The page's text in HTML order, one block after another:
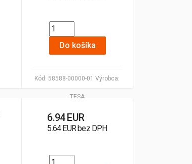
Kód: 58588-00000-01 Výrobca:
TESA
Do košíka
6.94 EUR
5.64 EUR bez DPH